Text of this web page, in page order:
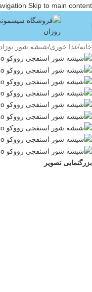
Skip to main content
خانه/غذا خوری/شیشه شور
بزرگنمایی تصویر